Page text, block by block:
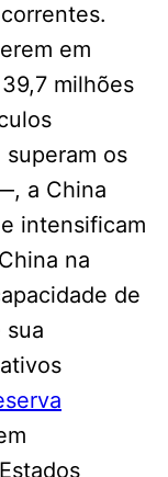
em
milhões
os
a China
intensificam
na
de
sua